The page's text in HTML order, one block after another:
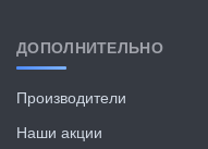
ДОПОЛНИТЕЛЬНО
Производители
Наши акции